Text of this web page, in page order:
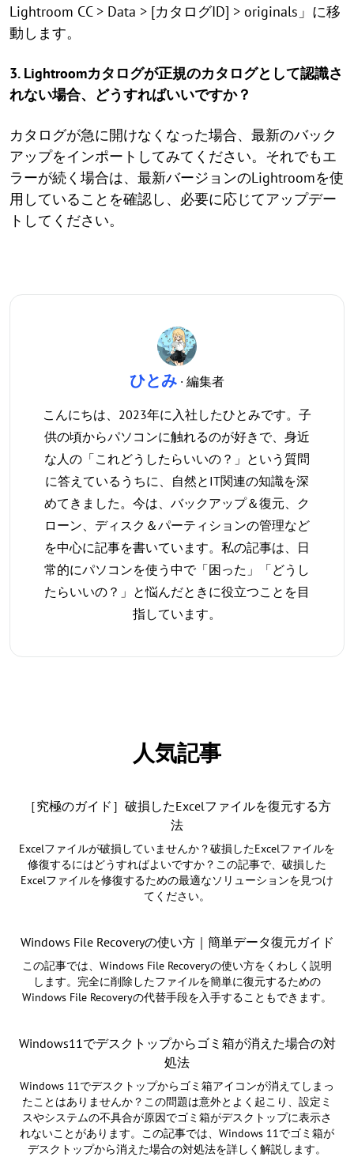
Lightroom CC > Data > [カタログID] > originals」に移
動します。
3. Lightroomカタログが正規のカタログとして認識さ
れない場合、どうすればいいですか？
カタログが急に開けなくなった場合、最新のバック
アップをインポートしてみてください。それでもエ
ラーが続く場合は、最新バージョンのLightroomを使
用していることを確認し、必要に応じてアップデー
トしてください。
ひとみ · 編集者
こんにちは、2023年に入社したひとみです。子
供の頃からパソコンに触れるのが好きで、身近
な人の「これどうしたらいいの？」という質問
に答えているうちに、自然とIT関連の知識を深
めてきました。今は、バックアップ＆復元、ク
ローン、ディスク＆パーティションの管理など
を中心に記事を書いています。私の記事は、日
常的にパソコンを使う中で「困った」「どうし
たらいいの？」と悩んだときに役立つことを目
指しています。
人気記事
［究極のガイド］破損したExcelファイルを復元する方
法
Excelファイルが破損していませんか？破損したExcelファイルを
修復するにはどうすればよいですか？この記事で、破損した
Excelファイルを修復するための最適なソリューションを見つけ
てください。
Windows File Recoveryの使い方｜簡単データ復元ガイド
この記事では、Windows File Recoveryの使い方をくわしく説明
します。完全に削除したファイルを簡単に復元するための
Windows File Recoveryの代替手段を入手することもできます。
Windows11でデスクトップからゴミ箱が消えた場合の対
処法
Windows 11でデスクトップからゴミ箱アイコンが消えてしまっ
たことはありませんか？この問題は意外とよく起こり、設定ミ
スやシステムの不具合が原因でゴミ箱がデスクトップに表示さ
れないことがあります。この記事では、Windows 11でゴミ箱が
デスクトップから消えた場合の対処法を詳しく解説します。